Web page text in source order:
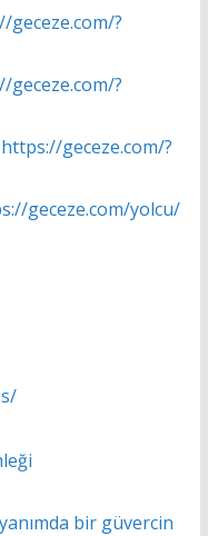
geceze.com/?
geceze.com/?
https://geceze.com/?
geceze.com/yolcu/
bir güvercin